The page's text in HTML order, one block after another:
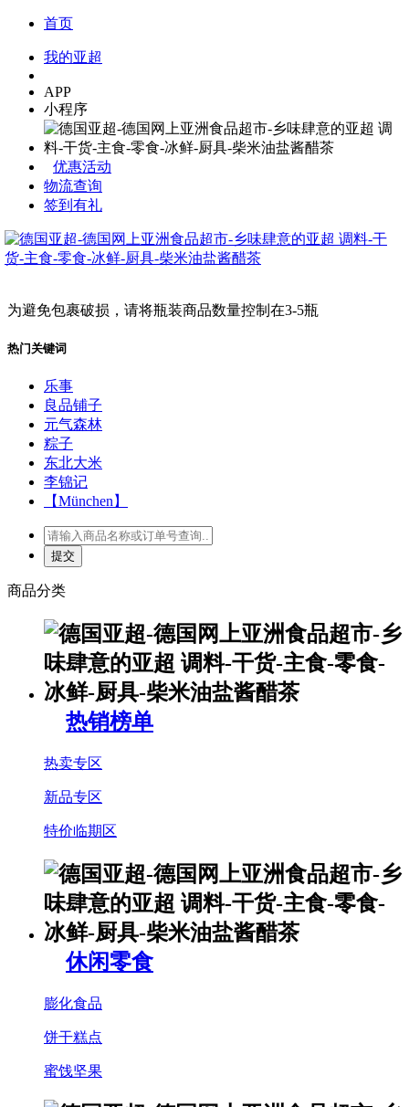
首页
我的亚超
APP
小程序
优惠活动
物流查询
签到有礼
为避免包裹破损，请将瓶装商品数量控制在3-5瓶
热门关键词
乐事
良品铺子
元气森林
粽子
东北大米
李锦记
【München】
商品分类
热销榜单
热卖专区
新品专区
特价临期区
休闲零食
膨化食品
饼干糕点
蜜饯坚果